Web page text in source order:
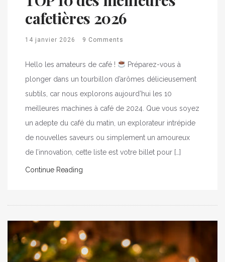
cafetières 2026
14 janvier 2026 9 Comments
Hello les amateurs de café !
Préparez-vous à
plonger dans un tourbillon d’arômes délicieusement
subtils, car nous explorons aujourd’hui les 10
meilleures machines à café de 2024. Que vous soyez
un adepte du café du matin, un explorateur intrépide
de nouvelles saveurs ou simplement un amoureux
de l’innovation, cette liste est votre billet pour […]
Continue Reading